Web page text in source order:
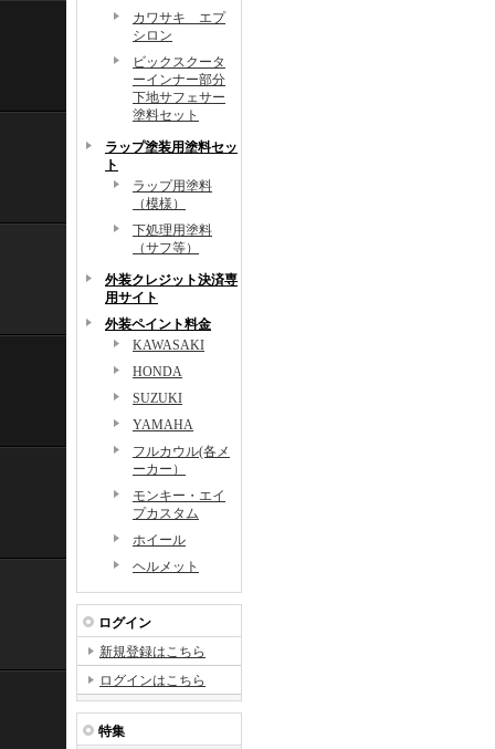
カワサキ エプ
シロン
ビックスクータ
ーインナー部分
下地サフェサー
塗料セット
ラップ塗装用塗料セッ
ト
ラップ用塗料
（模様）
下処理用塗料
（サフ等）
外装クレジット決済専
用サイト
外装ペイント料金
KAWASAKI
HONDA
SUZUKI
YAMAHA
フルカウル(各メ
ーカー）
モンキー・エイ
プカスタム
ホイール
ヘルメット
ログイン
新規登録はこちら
ログインはこちら
特集